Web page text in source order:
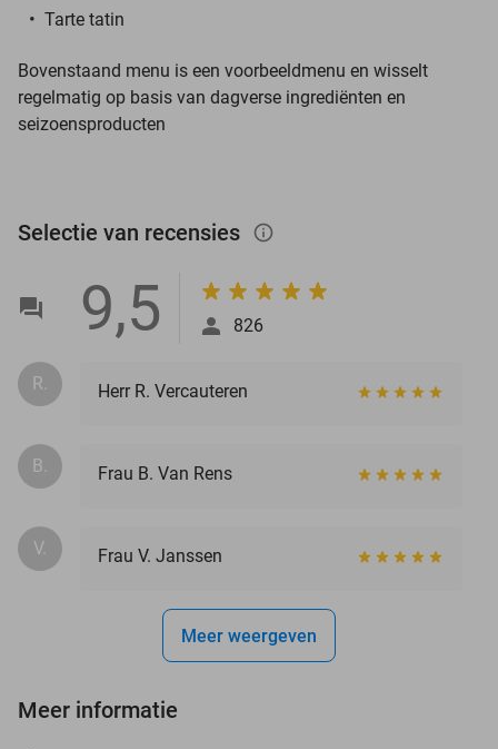
Tarte tatin
Bovenstaand menu is een voorbeeldmenu en wisselt
regelmatig op basis van dagverse ingrediënten en
seizoensproducten
Selectie van recensies info_outlined
9,5 826
R. Herr R. Vercauteren
B. Frau B. Van Rens
V. Frau V. Janssen
Meer weergeven
Meer informatie